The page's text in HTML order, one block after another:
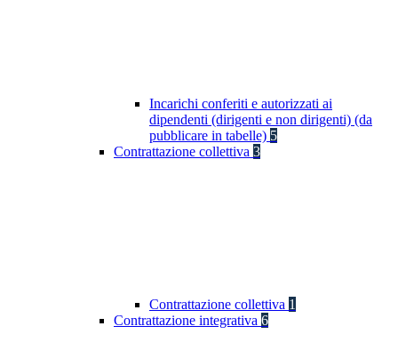
Incarichi conferiti e autorizzati ai
dipendenti (dirigenti e non dirigenti) (da
pubblicare in tabelle) 5
Contrattazione collettiva 3
Contrattazione collettiva 1
Contrattazione integrativa 6